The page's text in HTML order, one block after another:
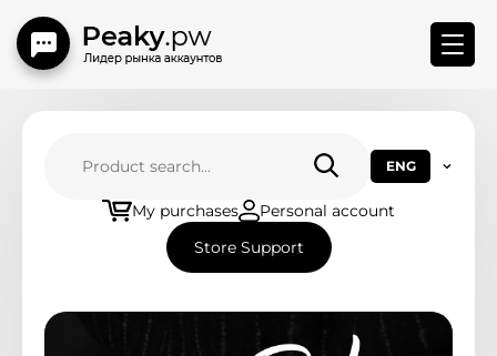
How to connect BM
Contact Us
ENG
My purchases
Personal account
Store Support